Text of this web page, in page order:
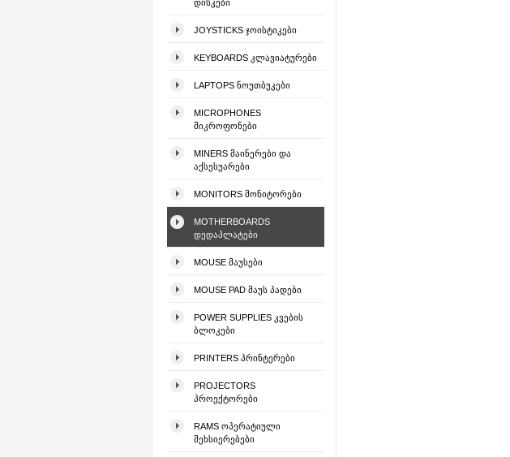
ᲓᲘᲡᲙᲔᲑᲘ
JOYSTICKS ᲯᲝᲘᲡᲢᲘᲙᲔᲑᲘ
KEYBOARDS ᲙᲚᲐᲕᲘᲐᲢᲣᲠᲔᲑᲘ
LAPTOPS ᲜᲝᲣᲗᲑᲣᲙᲔᲑᲘ
MICROPHONES
ᲛᲘᲙᲠᲝᲤᲝᲜᲔᲑᲘ
MINERS ᲛᲐᲘᲜᲔᲠᲔᲑᲘ ᲓᲐ
ᲐᲥᲡᲔᲡᲣᲐᲠᲔᲑᲘ
MONITORS ᲛᲝᲜᲘᲢᲝᲠᲔᲑᲘ
MOTHERBOARDS
ᲓᲔᲓᲐᲞᲚᲐᲢᲔᲑᲘ
MOUSE ᲛᲐᲣᲡᲔᲑᲘ
MOUSE PAD ᲛᲐᲣᲡ ᲞᲐᲓᲔᲑᲘ
POWER SUPPLIES ᲙᲕᲔᲑᲘᲡ
ᲑᲚᲝᲙᲔᲑᲘ
PRINTERS ᲞᲠᲘᲜᲢᲔᲠᲔᲑᲘ
PROJECTORS
ᲞᲠᲝᲔᲥᲢᲝᲠᲔᲑᲘ
RAMS ᲝᲞᲔᲠᲐᲢᲘᲣᲚᲘ
ᲛᲔᲮᲡᲘᲔᲠᲔᲑᲔᲑᲘ